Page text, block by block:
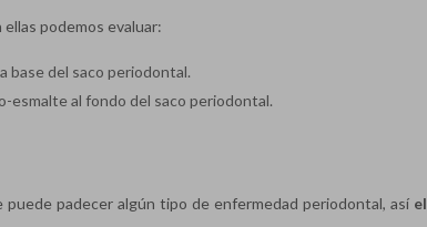
ellas podemos evaluar:
base del saco periodontal.
esmalte al fondo del saco periodontal.
padecer algún tipo de enfermedad periodontal, así el